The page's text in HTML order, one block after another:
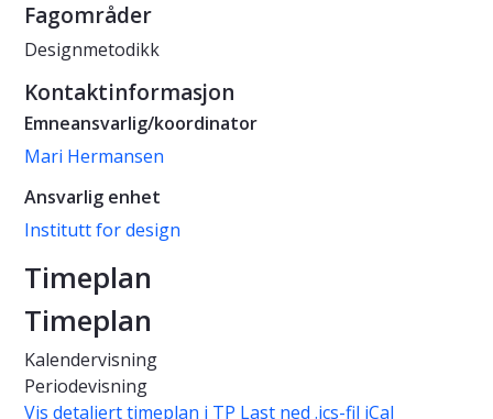
Fagområder
Designmetodikk
Kontaktinformasjon
Emneansvarlig/koordinator
Mari Hermansen
Ansvarlig enhet
Institutt for design
Timeplan
Timeplan
Kalendervisning
Periodevisning
Vis detaljert timeplan i TP Last ned .ics-fil iCal